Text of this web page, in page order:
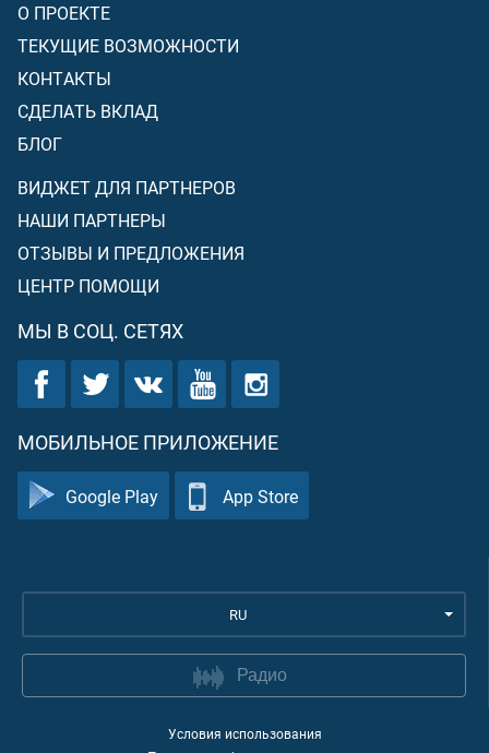
О ПРОЕКТЕ
ТЕКУЩИЕ ВОЗМОЖНОСТИ
КОНТАКТЫ
СДЕЛАТЬ ВКЛАД
БЛОГ
ВИДЖЕТ ДЛЯ ПАРТНЕРОВ
НАШИ ПАРТНЕРЫ
ОТЗЫВЫ И ПРЕДЛОЖЕНИЯ
ЦЕНТР ПОМОЩИ
МЫ В СОЦ. СЕТЯХ
МОБИЛЬНОЕ ПРИЛОЖЕНИЕ
Google Play App Store
RU
Радио
Условия использования